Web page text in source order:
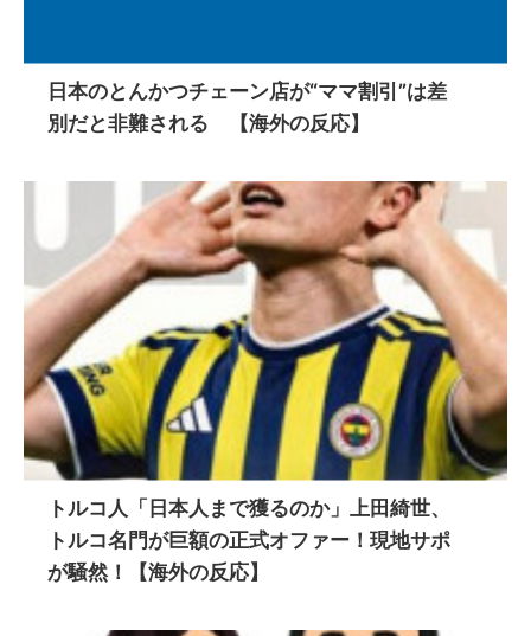
日本のとんかつチェーン店が“ママ割引”は差
別だと非難される 【海外の反応】
トルコ人「日本人まで獲るのか」上田綺世、
トルコ名門が巨額の正式オファー！現地サポ
が騒然！【海外の反応】